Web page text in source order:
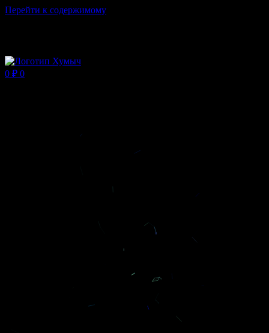
Перейти к содержимому
0 ₽ 0